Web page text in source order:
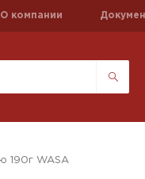
О компании
190г WASA